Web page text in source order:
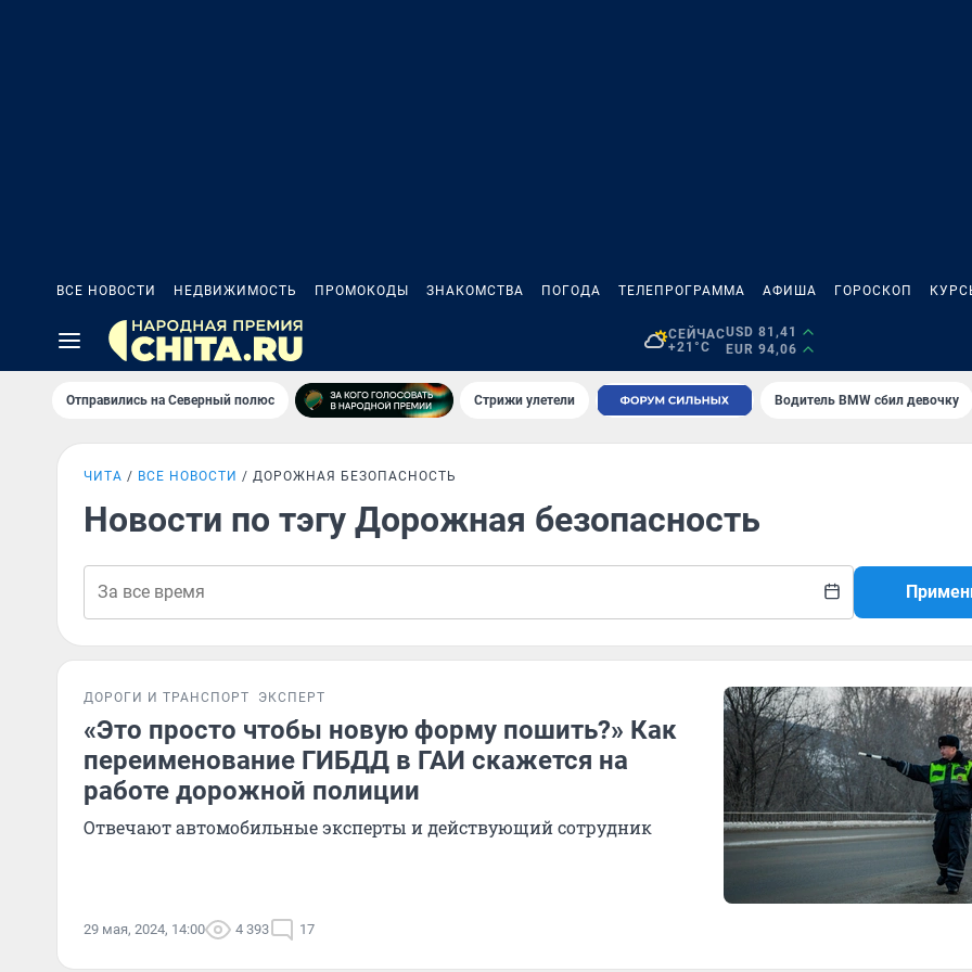
ВСЕ НОВОСТИ НЕДВИЖИМОСТЬ ПРОМОКОДЫ ЗНАКОМСТВА ПОГОДА ТЕЛЕПРОГРАММА АФИША ГОРОСКОП
СЕЙЧАС
+21°C
USD 81,41
EUR 94,06
Отправились на Северный полюс Стрижи улетели Водитель BMW сбил девочку
ЧИТА ВСЕ НОВОСТИ ДОРОЖНАЯ БЕЗОПАСНОСТЬ
Новости по тэгу Дорожная безопасность
ДОРОГИ И ТРАНСПОРТ ЭКСПЕРТ
«Это просто чтобы новую форму пошить?» Как
переименование ГИБДД в ГАИ скажется на
работе дорожной полиции
Отвечают автомобильные эксперты и действующий сотрудник
29 мая, 2024, 14:00 4 393 17